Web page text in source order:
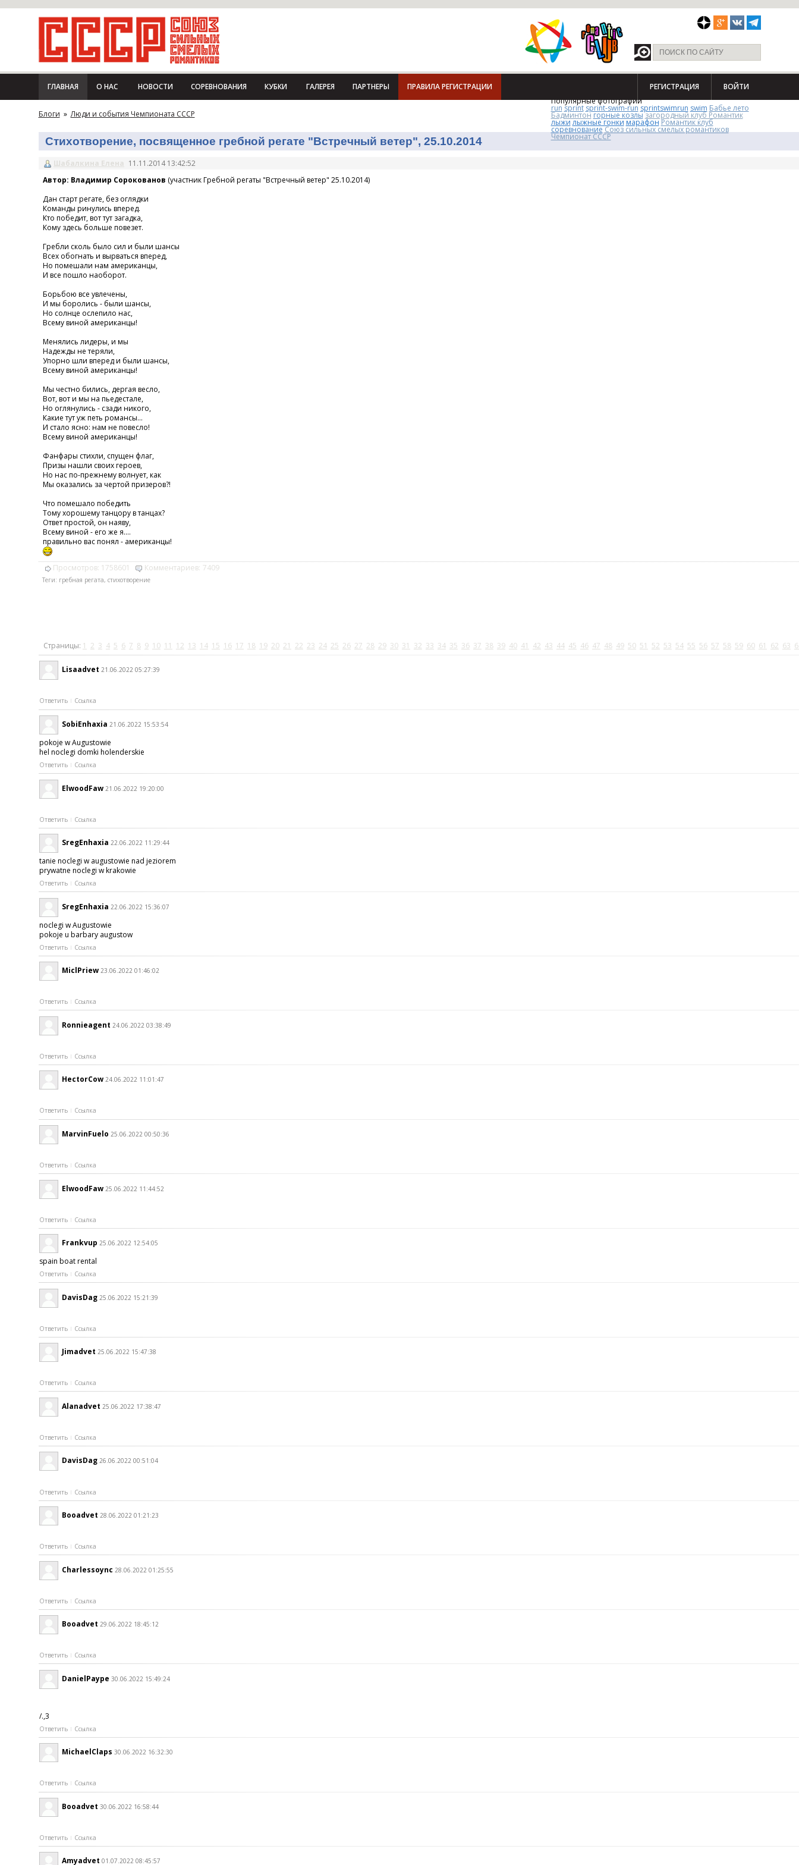
ГЛАВНАЯ О НАС НОВОСТИ СОРЕВНОВАНИЯ КУБКИ ГАЛЕРЕЯ ПАРТНЕРЫ ПРАВИЛА РЕГИСТРАЦИИ РЕГИСТРАЦИЯ ВОЙТИ
Блоги » Люди и события Чемпионата СССР
Стихотворение, посвященное гребной регате "Встречный ветер", 25.10.2014
Шабалкина Елена 11.11.2014 13:42:52
Автор: Владимир Сорокованов (участник Гребной регаты "Встречный ветер" 25.10.2014)
Дан старт регате, без оглядки
Команды ринулись вперед.
Кто победит, вот тут загадка,
Кому здесь больше повезет.
Гребли сколь было сил и были шансы
Всех обогнать и вырваться вперед,
Но помешали нам американцы,
И все пошло наоборот.
Борьбою все увлечены,
И мы боролись - были шансы,
Но солнце ослепило нас,
Всему виной американцы!
Менялись лидеры, и мы
Надежды не теряли,
Упорно шли вперед и были шансы,
Всему виной американцы!
Мы честно бились, дергая весло,
Вот, вот и мы на пьедестале,
Но оглянулись - сзади никого,
Какие тут уж петь романсы...
И стало ясно: нам не повесло!
Всему виной американцы!
Фанфары стихли, спущен флаг,
Призы нашли своих героев,
Но нас по-прежнему волнует, как
Мы оказались за чертой призеров?!
Что помешало победить
Тому хорошему танцору в танцах?
Ответ простой, он наяву,
Всему виной - его же я....
правильно вас понял - американцы!
Просмотров: 1758601 Комментариев: 7409
Теги: гребная регата, стихотворение
Страницы: 1 2 3 4 5 6 7 8 9 10 11 12 13 14 15 16 17 18 19 20 21 22 23 24 25 26 27 28 29 30 31 32 33 34 35 36 37 38 39 40 41 42 43 44 45 46 47 48 49 50 51 52 53 54 55 56 57 58 59 60 61 62 63
Lisaadvet 21.06.2022 05:27:39
Ответить Ссылка
SobiEnhaxia 21.06.2022 15:53:54
pokoje w Augustowie
hel noclegi domki holenderskie
Ответить Ссылка
ElwoodFaw 21.06.2022 19:20:00
Ответить Ссылка
SregEnhaxia 22.06.2022 11:29:44
tanie noclegi w augustowie nad jeziorem
prywatne noclegi w krakowie
Ответить Ссылка
SregEnhaxia 22.06.2022 15:36:07
noclegi w Augustowie
pokoje u barbary augustow
Ответить Ссылка
MiclPriew 23.06.2022 01:46:02
Ответить Ссылка
Ronnieagent 24.06.2022 03:38:49
Ответить Ссылка
HectorCow 24.06.2022 11:01:47
Ответить Ссылка
MarvinFuelo 25.06.2022 00:50:36
Ответить Ссылка
ElwoodFaw 25.06.2022 11:44:52
Ответить Ссылка
Frankvup 25.06.2022 12:54:05
spain boat rental
Ответить Ссылка
DavisDag 25.06.2022 15:21:39
Ответить Ссылка
Jimadvet 25.06.2022 15:47:38
Ответить Ссылка
Alanadvet 25.06.2022 17:38:47
Ответить Ссылка
DavisDag 26.06.2022 00:51:04
Ответить Ссылка
Booadvet 28.06.2022 01:21:23
Ответить Ссылка
Charlessoync 28.06.2022 01:25:55
Ответить Ссылка
Booadvet 29.06.2022 18:45:12
Ответить Ссылка
DanielPaype 30.06.2022 15:49:24
/.,3
Ответить Ссылка
MichaelClaps 30.06.2022 16:32:30
Ответить Ссылка
Booadvet 30.06.2022 16:58:44
Ответить Ссылка
Amyadvet 01.07.2022 08:45:57
Популярные фотографии
run sprint sprint-swim-run sprintswimrun swim Бабье лето
Бадминтонгорные козлызагородный клуб Романтик
лыжилыжные гонкимарафон Романтик клуб
соревнованиеСоюз сильных смелых романтиков
Чемпионат СССР